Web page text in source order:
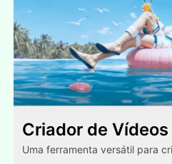
Criador de Vídeos
Uma ferramenta versátil para